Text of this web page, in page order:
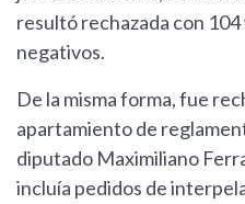
resultó rechazada con
negativos.
De la misma forma, fue
apartamiento de
diputado Maximiliano
incluía pedidos de